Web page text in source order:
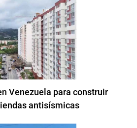
Venezuela para construir
antisísmicas